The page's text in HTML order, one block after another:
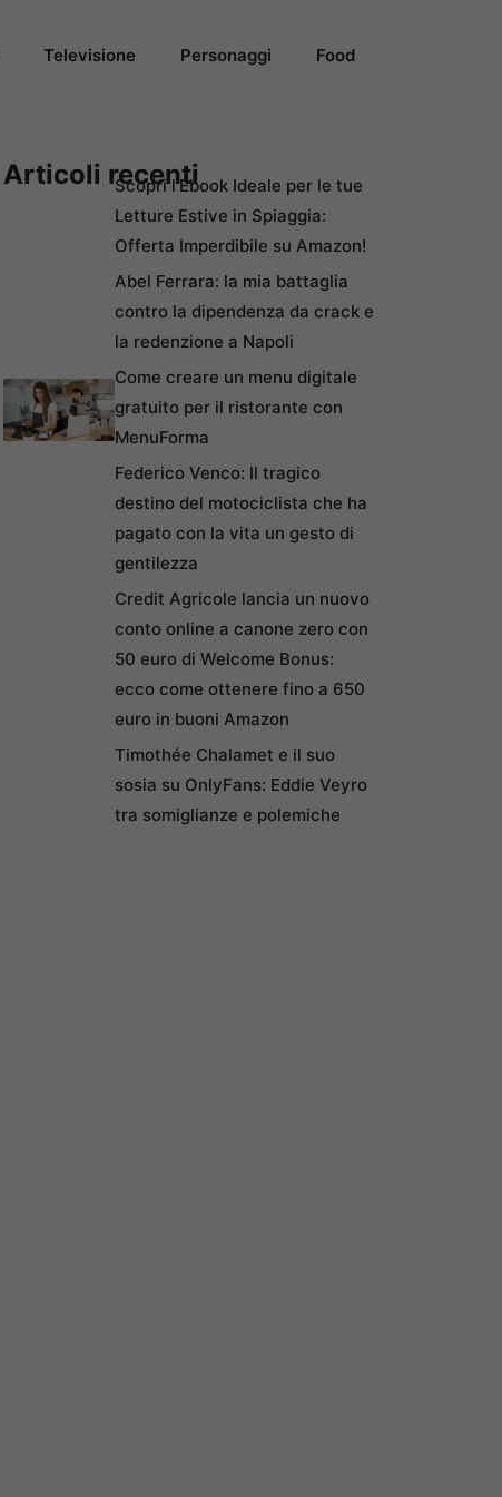
Televisione Personaggi Food
Articoli recentiScopri l’Ebook Ideale per le tue
Letture Estive in Spiaggia:
Offerta Imperdibile su Amazon!
Abel Ferrara: la mia battaglia
contro la dipendenza da crack e
la redenzione a Napoli
Come creare un menu digitale
gratuito per il ristorante con
MenuForma
Federico Venco: Il tragico
destino del motociclista che ha
pagato con la vita un gesto di
gentilezza
Credit Agricole lancia un nuovo
conto online a canone zero con
50 euro di Welcome Bonus:
ecco come ottenere fino a 650
euro in buoni Amazon
Timothée Chalamet e il suo
sosia su OnlyFans: Eddie Veyro
tra somiglianze e polemiche